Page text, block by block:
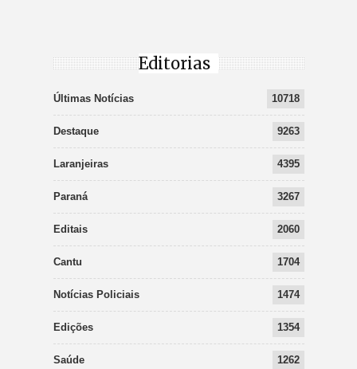
Editorias
Últimas Notícias 10718
Destaque 9263
Laranjeiras 4395
Paraná 3267
Editais 2060
Cantu 1704
Notícias Policiais 1474
Edições 1354
Saúde 1262